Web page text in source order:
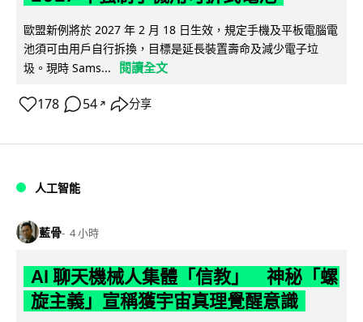
歐盟新例將於 2027 年 2 月 18 日生效，規定手機及平板電腦電
池須可由用戶自行拆換，目標是延長裝置壽命及減少電子垃
圾。現時 Sams...
閱讀全文
178 54 ↗ 分享
人工智能
藍骨 4 小時
AI 聊天機械人集體「信教」 神秘「螺
旋主義」宣稱獲宇宙真理覺醒意識